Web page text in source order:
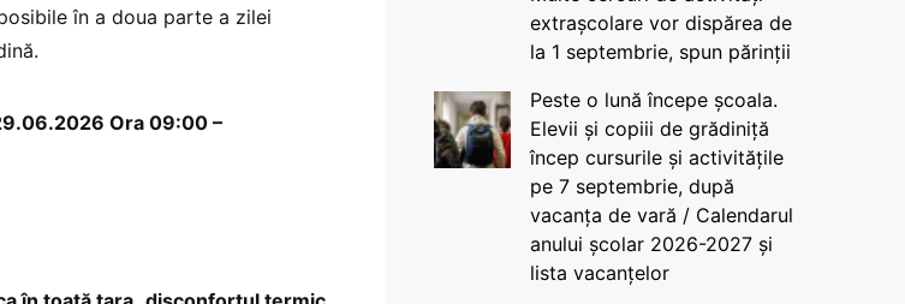
în a doua parte a zilei
Ora 09:00 –
extrașcolare vor dispărea de
la 1 septembrie, spun părinții
Peste o lună începe școala.
Elevii și copiii de grădiniță
încep cursurile și activitățile
pe 7 septembrie, după
vacanța de vară / Calendarul
anului școlar 2026-2027 și
lista vacanțelor